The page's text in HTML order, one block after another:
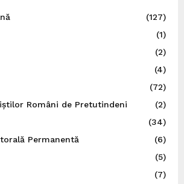
(127)
(1)
(2)
(4)
(72)
Români de Pretutindeni
(2)
(34)
Permanentă
(6)
(5)
(7)